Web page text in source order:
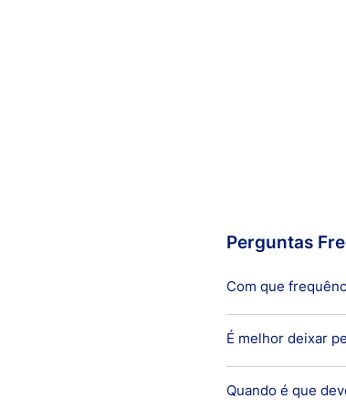
Perguntas
Com que
Normalmente,
É melhor deixar
Um dos mitos
Quando é que